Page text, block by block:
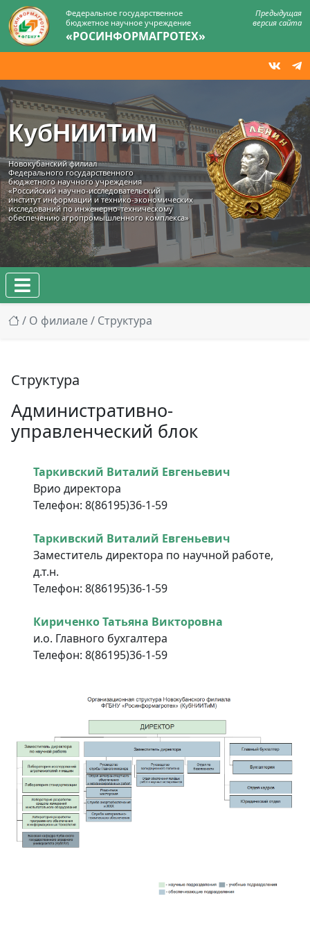
Федеральное государственное
бюджетное научное учреждение
«РОСИНФОРМАГРОТЕХ»
Предыдущая
версия сайта
КубНИИТиМ
Новокубанский филиал
Федерального государственного
бюджетного научного учреждения
«Российский научно-исследовательский
институт информации и технико‑экономических
исследований по инженерно‑техническому
обеспечению агропромышленного комплекса»
/ О филиале/ Структура
Структура
Административно-
управленческий блок
Таркивский Виталий Евгеньевич
Врио директора
Телефон: 8(86195)36-1-59
Таркивский Виталий Евгеньевич
Заместитель директора по научной работе,
д.т.н.
Телефон: 8(86195)36-1-59
Кириченко Татьяна Викторовна
и.о. Главного бухгалтера
Телефон: 8(86195)36-1-59